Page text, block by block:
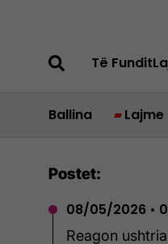
Të Fundit
Ballina Lajme
Postet:
08/05/2026 •
Reagon